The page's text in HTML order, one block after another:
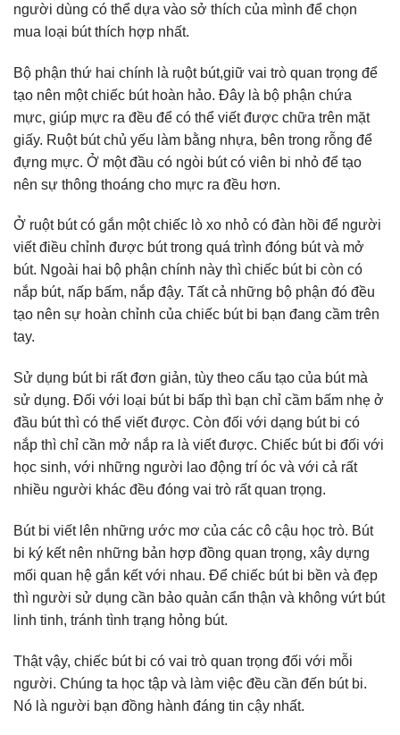
người dùng có thể dựa vào sở thích của mình để chọn
mua loại bút thích hợp nhất.
Bộ phận thứ hai chính là ruột bút,giữ vai trò quan trọng để
tạo nên một chiếc bút hoàn hảo. Đây là bộ phận chứa
mực, giúp mực ra đều để có thể viết được chữa trên mặt
giấy. Ruột bút chủ yếu làm bằng nhựa, bên trong rỗng để
đựng mực. Ở một đầu có ngòi bút có viên bi nhỏ để tạo
nên sự thông thoáng cho mực ra đều hơn.
Ở ruột bút có gắn một chiếc lò xo nhỏ có đàn hồi để người
viết điều chỉnh được bút trong quá trình đóng bút và mở
bút. Ngoài hai bộ phận chính này thì chiếc bút bi còn có
nắp bút, nấp bấm, nắp đậy. Tất cả những bộ phận đó đều
tạo nên sự hoàn chỉnh của chiếc bút bi bạn đang cầm trên
tay.
Sử dụng bút bi rất đơn giản, tùy theo cấu tạo của bút mà
sử dụng. Đối với loại bút bi bấp thì bạn chỉ cầm bấm nhẹ ở
đầu bút thì có thể viết được. Còn đối với dạng bút bi có
nắp thì chỉ cần mở nắp ra là viết được. Chiếc bút bi đối với
học sinh, với những người lao động trí óc và với cả rất
nhiều người khác đều đóng vai trò rất quan trọng.
Bút bi viết lên những ước mơ của các cô cậu học trò. Bút
bi ký kết nên những bản hợp đồng quan trọng, xây dựng
mối quan hệ gắn kết với nhau. Để chiếc bút bi bền và đẹp
thì người sử dụng cần bảo quản cẩn thận và không vứt bút
linh tinh, tránh tình trạng hỏng bút.
Thật vậy, chiếc bút bi có vai trò quan trọng đối với mỗi
người. Chúng ta học tập và làm việc đều cần đến bút bi.
Nó là người bạn đồng hành đáng tin cậy nhất.